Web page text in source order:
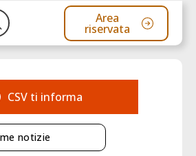
Area
riservata
CSV ti informa
notizie